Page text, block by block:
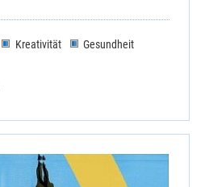
Kreativität
Gesundheit